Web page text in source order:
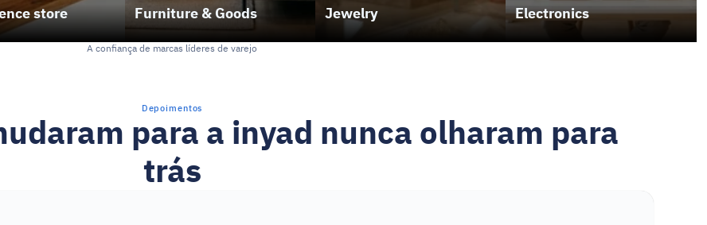
store Furniture & Goods Jewelry Electronics
A confiança de marcas líderes de varejo
Depoimentos
para a inyad nunca olharam para
trás